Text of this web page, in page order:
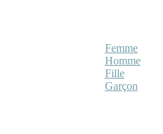
Femme
Homme
Fille
Garçon